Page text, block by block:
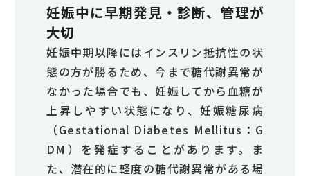
妊娠中に早期発見・診断、管理が
大切
妊娠中期以降にはインスリン抵抗性の状
態の方が勝るため、今まで糖代謝異常が
なかった場合でも、妊娠してから血糖が
上昇しやすい状態になり、妊娠糖尿病
（Gestational Diabetes Mellitus：G
DM）を発症することがあります。ま
た、潜在的に軽度の糖代謝異常がある場